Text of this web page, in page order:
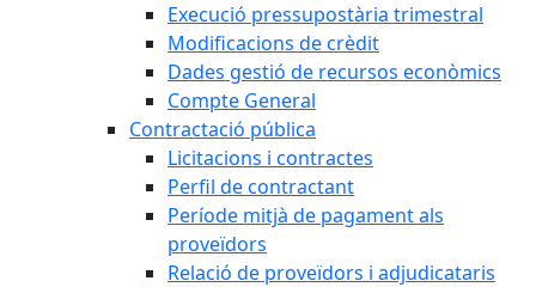
Execució pressupostària trimestral
Modificacions de crèdit
Dades gestió de recursos econòmics
Compte General
Contractació pública
Licitacions i contractes
Perfil de contractant
Període mitjà de pagament als
proveïdors
Relació de proveïdors i adjudicataris